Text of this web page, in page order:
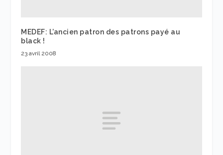
MEDEF: L’ancien patron des patrons payé au
black !
23 avril 2008